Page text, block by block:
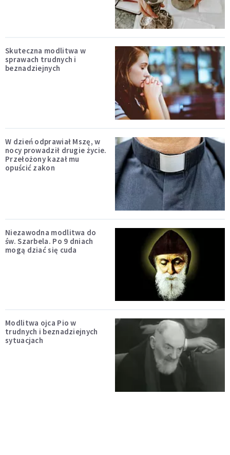
Skuteczna modlitwa w
sprawach trudnych i
beznadziejnych
W dzień odprawiał Mszę, w
nocy prowadził drugie życie.
Przełożony kazał mu
opuścić zakon
Niezawodna modlitwa do
św. Szarbela. Po 9 dniach
mogą dziać się cuda
Modlitwa ojca Pio w
trudnych i beznadziejnych
sytuacjach